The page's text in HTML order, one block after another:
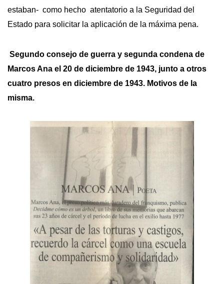
estaban- como hecho atentatorio a la Seguridad del
Estado para solicitar la aplicación de la máxima pena.
Segundo consejo de guerra y segunda condena de
Marcos Ana el 20 de diciembre de 1943, junto a otros
cuatro presos en diciembre de 1943. Motivos de la
misma.